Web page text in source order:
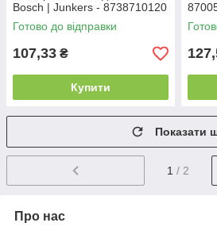
Bosch | Junkers - 8738710120
Готово до відправки
107,33 ₴
Купити
Показати
1 / 2
Про нас